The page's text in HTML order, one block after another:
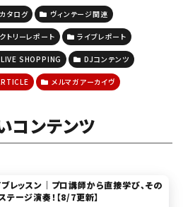
タログ ヴィンテージ関連
トリーレポート ライブレポート
SHOPPING DJコンテンツ
メルマガアーカイヴ
コンテンツ
レッスン｜プロ講師から直接学び、その
テージ演奏！【8/7更新】